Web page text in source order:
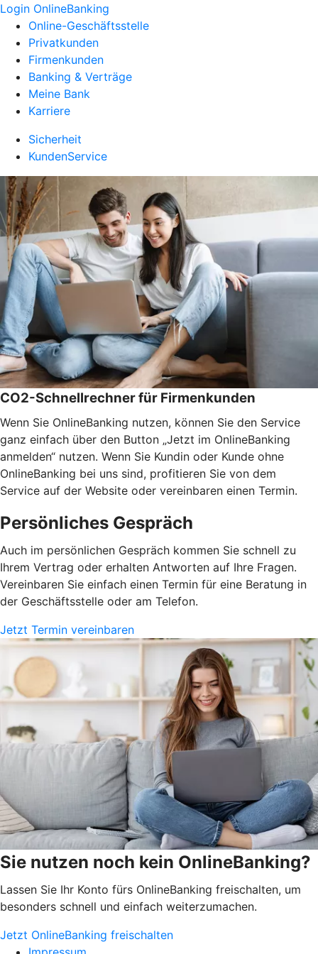
Login OnlineBanking
Online-Geschäftsstelle
Privatkunden
Firmenkunden
Banking & Verträge
Meine Bank
Karriere
Sicherheit
KundenService
CO2-Schnellrechner für Firmenkunden
Wenn Sie OnlineBanking nutzen, können Sie den Service
ganz einfach über den Button „Jetzt im OnlineBanking
anmelden“ nutzen. Wenn Sie Kundin oder Kunde ohne
OnlineBanking bei uns sind, profitieren Sie von dem
Service auf der Website oder vereinbaren einen Termin.
Persönliches Gespräch
Auch im persönlichen Gespräch kommen Sie schnell zu
Ihrem Vertrag oder erhalten Antworten auf Ihre Fragen.
Vereinbaren Sie einfach einen Termin für eine Beratung in
der Geschäftsstelle oder am Telefon.
Jetzt Termin vereinbaren
Sie nutzen noch kein OnlineBanking?
Lassen Sie Ihr Konto fürs OnlineBanking freischalten, um
besonders schnell und einfach weiterzumachen.
Jetzt OnlineBanking freischalten